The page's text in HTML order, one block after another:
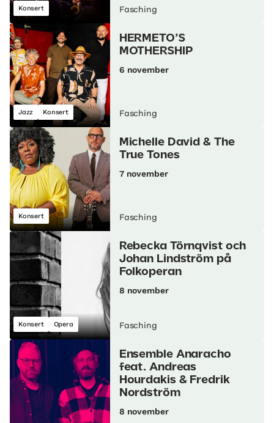
Konsert Fasching
Jazz Konsert
HERMETO’S
MOTHERSHIP
6 november
Fasching
Konsert
Michelle David & The
True Tones
7 november
Fasching
Konsert Opera
Rebecka Törnqvist och
Johan Lindström på
Folkoperan
8 november
Fasching
Ensemble Anaracho
feat. Andreas
Hourdakis & Fredrik
Nordström
8 november